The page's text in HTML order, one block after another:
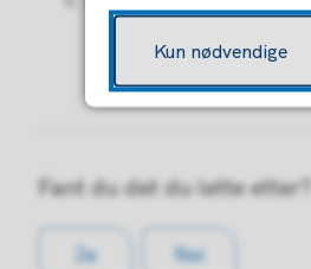
Fant du det du lette etter?
Ja Nei
Kun nødvendige